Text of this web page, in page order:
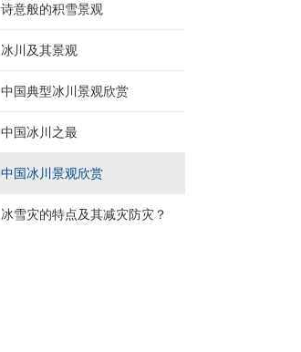
诗意般的积雪景观
冰川及其景观
中国典型冰川景观欣赏
中国冰川之最
中国冰川景观欣赏
冰雪灾的特点及其减灾防灾？